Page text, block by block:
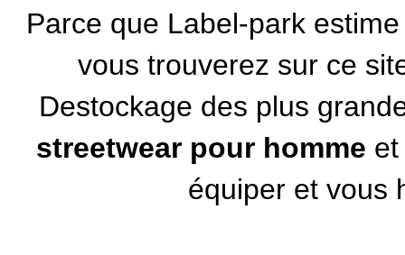
Parce que Label-park
vous trouverez sur ce
Destockage des plus
streetwear pour homme
équiper et vous